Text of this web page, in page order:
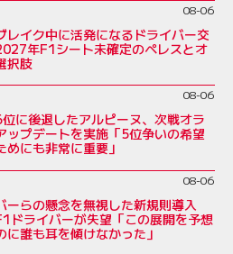
08-06
レイク中に活発になるドライバー交
年F1シート未確定のペレスとオ
択肢
08-06
に後退したアルピーヌ、次戦オラ
ップデートを実施「5位争いの希望
めにも非常に重要」
08-06
ーらの懸念を無視した新規則導入
ドライバーが失望「この展開を予想
に誰も耳を傾けなかった」